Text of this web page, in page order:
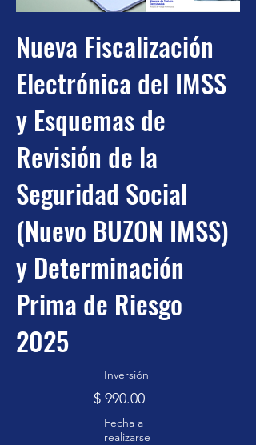
Nueva Fiscalización
Electrónica del IMSS
y Esquemas de
Revisión de la
Seguridad Social
(Nuevo BUZON IMSS)
y Determinación
Prima de Riesgo
2025
Inversión
$ 990.00
Fecha a
realizarse